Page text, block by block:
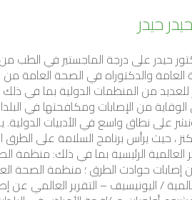
حيدر
حيدر على درجة الماجستير في الطب
والدكتوراه في الصحة العامة
من المنظمات الدولية بما في
من الإصابات ومكافحتها في
ونشر على نطاق واسع في الأدبيات
، حيث يرأس برنامج السلامة على الطرق
العالمية الرئيسية بما في ذلك: منظمة
إصابات حوادث الطرق ؛ منظمة الصحة
/ اليونيسيف – التقرير العالمي عن